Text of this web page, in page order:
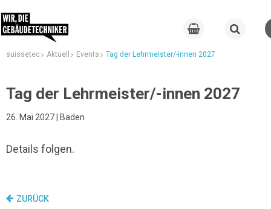
suissetec Aktuell Events Tag der Lehrmeister/-innen 2027
Tag der Lehrmeister/-innen 2027
26. Mai 2027 | Baden
Details folgen.
ZURÜCK